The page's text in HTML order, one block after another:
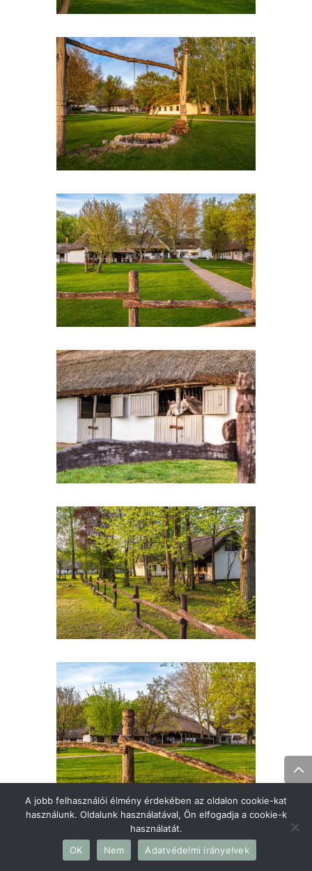
A jobb felhasználói élmény érdekében az oldalon cookie-kat
használunk. Oldalunk használatával, Ön elfogadja a cookie-k
használatát.
OK
Nem Adatvédelmi irányelvek